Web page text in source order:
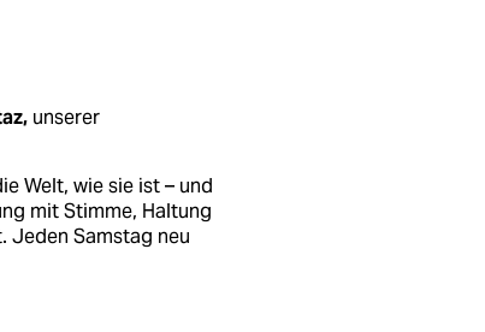
unserer
Welt, wie sie ist – und
mit Stimme, Haltung
Jeden Samstag neu